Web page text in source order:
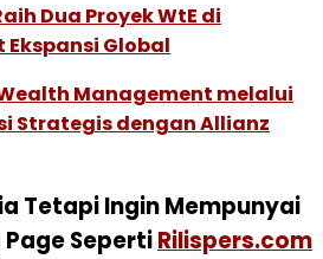
Dua Proyek WtE di
Global
Management melalui
Strategis dengan Allianz
Tetapi Ingin Mempunyai
SepertiRilispers.com